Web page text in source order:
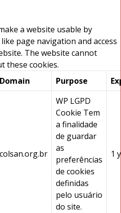
a website usable by
page navigation and access
The website cannot
these cookies.
Domain Purpose
colsan.org.br
WP LGPD
Cookie Tem
a finalidade
de guardar
as
preferências
de cookies
definidas
pelo usuário
do site.
1